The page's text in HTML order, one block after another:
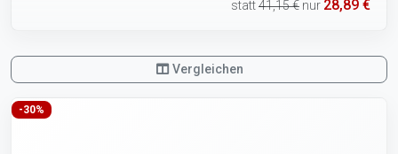
statt41,15 € nur 28,89 €
Vergleichen
-30%